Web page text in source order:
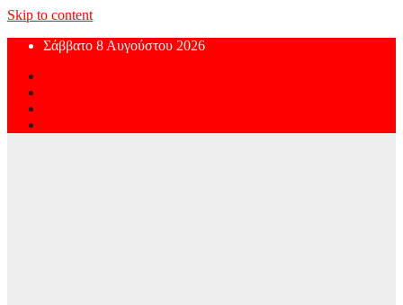
Skip to content
Σάββατο 8 Αυγούστου 2026